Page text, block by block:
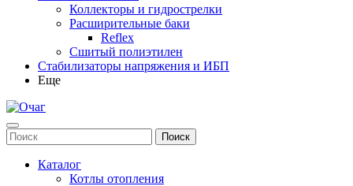
Коллекторы и гидрострелки
Расширительные баки
Reflex
Сшитый полиэтилен
Стабилизаторы напряжения и ИБП
Еще
Каталог
Котлы отопления